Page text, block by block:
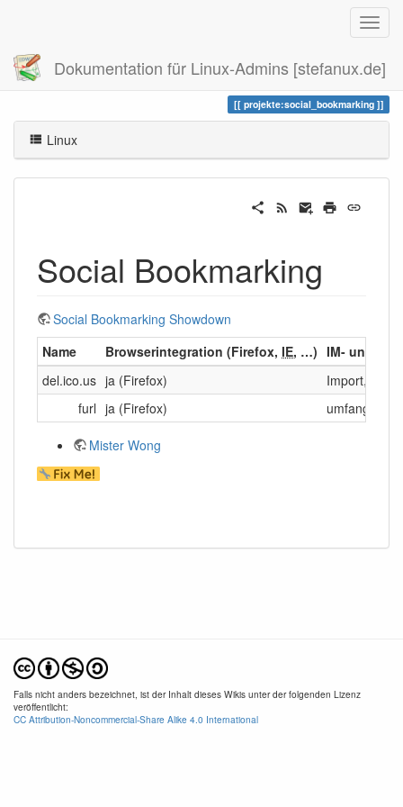
Dokumentation für Linux-Admins [stefanux.de]
Zuletzt angesehen social_bookmarking
projekte:social_bookmarking
Linux
Social Bookmarking
Social Bookmarking Showdown
Name
Browserintegration (Firefox, IE, …) IM- und
del.ico.us ja (Firefox)
Import, Ex?
furl ja (Firefox)
Mister Wong
Falls nicht anders bezeichnet, ist der Inhalt dieses Wikis unter der folgenden Lizenz
veröffentlicht:
CC Attribution-Noncommercial-Share Alike 4.0 International